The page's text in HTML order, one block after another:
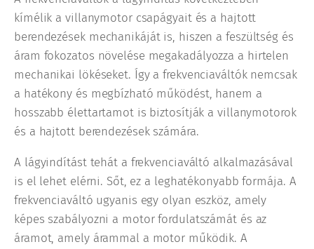
kímélik a villanymotor csapágyait és a hajtott
berendezések mechanikáját is, hiszen a feszültség és
áram fokozatos növelése megakadályozza a hirtelen
mechanikai lökéseket. Így a frekvenciaváltók nemcsak
a hatékony és megbízható működést, hanem a
hosszabb élettartamot is biztosítják a villanymotorok
és a hajtott berendezések számára.
A lágyindítást tehát a frekvenciaváltó alkalmazásával
is el lehet elérni. Sőt, ez a leghatékonyabb formája. A
frekvenciaváltó ugyanis egy olyan eszköz, amely
képes szabályozni a motor fordulatszámát és az
áramot, amely árammal a motor működik. A